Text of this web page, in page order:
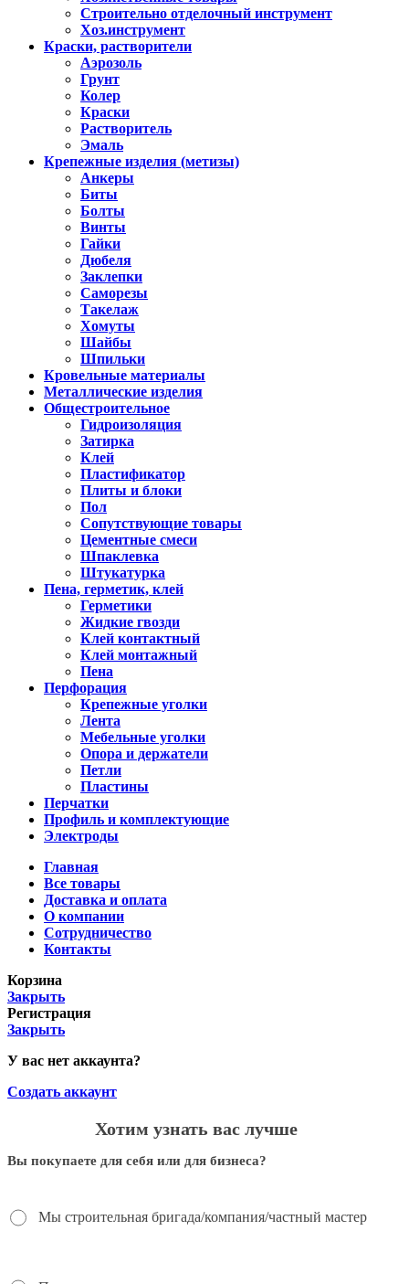
Строительно отделочный инструмент
Хоз.инструмент
Краски, растворители
Аэрозоль
Грунт
Колер
Краски
Растворитель
Эмаль
Крепежные изделия (метизы)
Анкеры
Биты
Болты
Винты
Гайки
Дюбеля
Заклепки
Саморезы
Такелаж
Хомуты
Шайбы
Шпильки
Кровельные материалы
Металлические изделия
Общестроительное
Гидроизоляция
Затирка
Клей
Пластификатор
Плиты и блоки
Пол
Сопутствующие товары
Цементные смеси
Шпаклевка
Штукатурка
Пена, герметик, клей
Герметики
Жидкие гвозди
Клей контактный
Клей монтажный
Пена
Перфорация
Крепежные уголки
Лента
Мебельные уголки
Опора и держатели
Петли
Пластины
Перчатки
Профиль и комплектующие
Электроды
Главная
Все товары
Доставка и оплата
О компании
Сотрудничество
Контакты
Корзина
Закрыть
Регистрация
Закрыть
У вас нет аккаунта?
Создать аккаунт
Хотим узнать вас лучше
Вы покупаете для себя или для бизнеса?
Мы строительная бригада/компания/частный мастер